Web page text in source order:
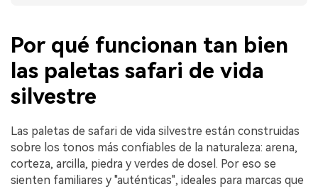
Por qué funcionan tan bien
las paletas safari de vida
silvestre
Las paletas de safari de vida silvestre están construidas
sobre los tonos más confiables de la naturaleza: arena,
corteza, arcilla, piedra y verdes de dosel. Por eso se
sienten familiares y "auténticas", ideales para marcas que